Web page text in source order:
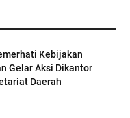
Kebijakan
Gelar Aksi Dikantor
Daerah